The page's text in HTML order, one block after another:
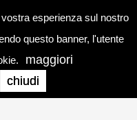
esperienza sul nostro
questo banner, l'utente
maggiori
chiudi
0